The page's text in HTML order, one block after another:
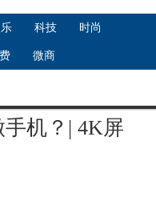
科技 时尚
微商
手机？| 4K屏